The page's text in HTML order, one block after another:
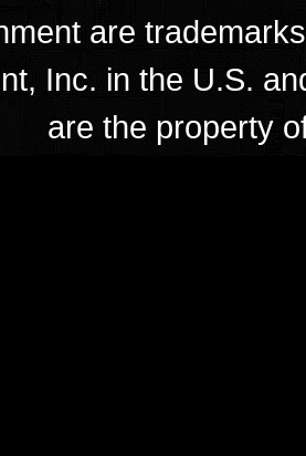
are
Inc. in the U.S.
are the property